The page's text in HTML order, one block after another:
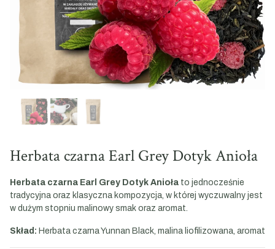
Herbata czarna Earl Grey Dotyk Anioła
Herbata czarna Earl Grey Dotyk Anioła to jednocześnie
tradycyjna oraz klasyczna kompozycja, w której wyczuwalny jest
w dużym stopniu malinowy smak oraz aromat.
Skład: Herbata czarna Yunnan Black, malina liofilizowana, aromat